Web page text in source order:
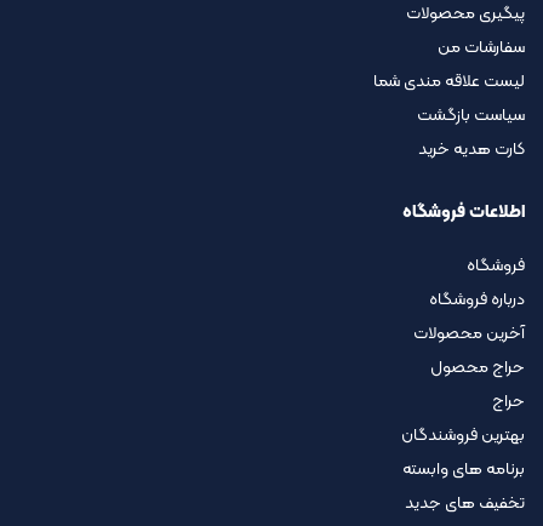
پیگیری محصولات
سفارشات من
لیست علاقه مندی شما
سیاست بازگشت
کارت هدیه خرید
اطلاعات فروشگاه
فروشگاه
درباره فروشگاه
آخرین محصولات
حراج محصول
حراج
بهترین فروشندگان
برنامه های وابسته
تخفیف های جدید